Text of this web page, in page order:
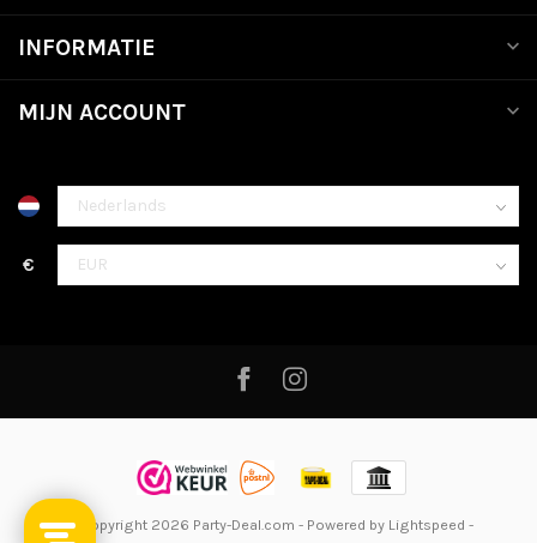
INFORMATIE
MIJN ACCOUNT
€
© Copyright 2026 Party-Deal.com - Powered by Lightspeed -